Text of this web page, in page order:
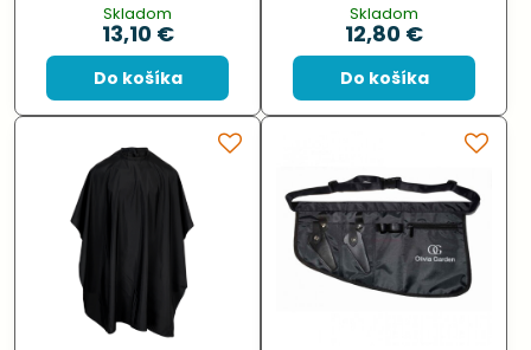
Skladom
13,10 €
Do košíka
Skladom
12,80 €
Do košíka